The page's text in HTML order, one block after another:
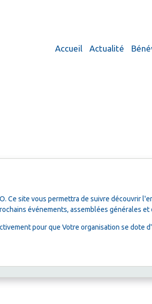
Accueil Actualité
Ce site vous permettra de suivre découvrir
événements, assemblées générales
pour que Votre organisation se dote